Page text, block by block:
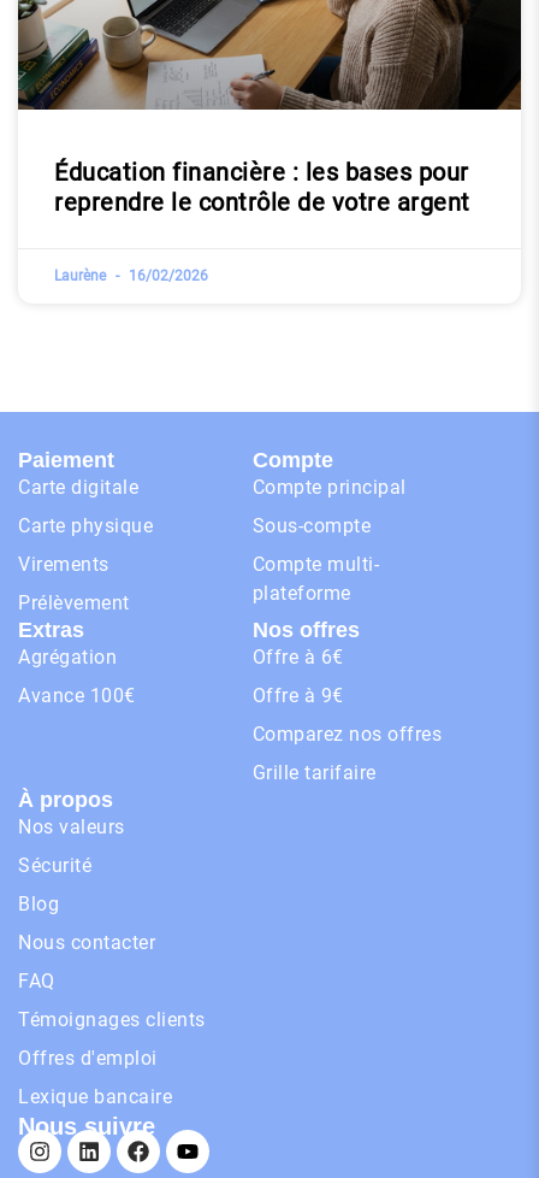
Éducation financière : les bases pour
reprendre le contrôle de votre argent
Laurène 16/02/2026
Paiement
Carte digitale
Carte physique
Virements
Prélèvement
Compte
Compte principal
Sous-compte
Compte multi-
plateforme
Extras
Agrégation
Avance 100€
Nos offres
Offre à 6€
Offre à 9€
Comparez nos offres
Grille tarifaire
À propos
Nos valeurs
Sécurité
Blog
Nous contacter
FAQ
Témoignages clients
Offres d'emploi
Lexique bancaire
Nous suivre